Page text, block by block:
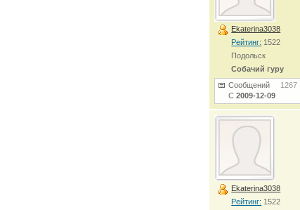
Ekaterina3038
Рейтинг: 1522
Подольск
Собачий гуру
Сообщений 1267
С2009-12-09
Ekaterina3038
Рейтинг: 1522